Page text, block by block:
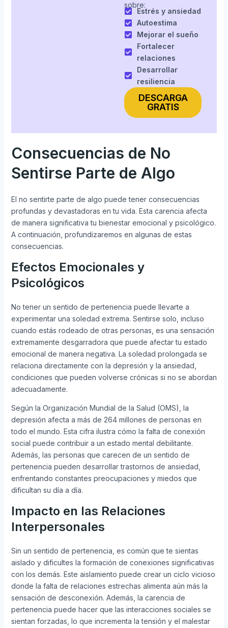
sobre:
Estrés y ansiedad
Autoestima
Mejorar el sueño
Fortalecer
relaciones
Desarrollar
resiliencia
DESCARGA
GRATIS
Consecuencias de No
Sentirse Parte de Algo
El no sentirte parte de algo puede tener consecuencias
profundas y devastadoras en tu vida. Esta carencia afecta
de manera significativa tu bienestar emocional y psicológico.
A continuación, profundizaremos en algunas de estas
consecuencias.
Efectos Emocionales y
Psicológicos
No tener un sentido de pertenencia puede llevarte a
experimentar una soledad extrema. Sentirse solo, incluso
cuando estás rodeado de otras personas, es una sensación
extremamente desgarradora que puede afectar tu estado
emocional de manera negativa. La soledad prolongada se
relaciona directamente con la depresión y la ansiedad,
condiciones que pueden volverse crónicas si no se abordan
adecuadamente.
Según la Organización Mundial de la Salud (OMS), la
depresión afecta a más de 264 millones de personas en
todo el mundo. Esta cifra ilustra cómo la falta de conexión
social puede contribuir a un estado mental debilitante.
Además, las personas que carecen de un sentido de
pertenencia pueden desarrollar trastornos de ansiedad,
enfrentando constantes preocupaciones y miedos que
dificultan su día a día.
Impacto en las Relaciones
Interpersonales
Sin un sentido de pertenencia, es común que te sientas
aislado y dificultes la formación de conexiones significativas
con los demás. Este aislamiento puede crear un ciclo vicioso
donde la falta de relaciones estrechas alimenta aún más la
sensación de desconexión. Además, la carencia de
pertenencia puede hacer que las interacciones sociales se
sientan forzadas, lo que incrementa la tensión y el malestar